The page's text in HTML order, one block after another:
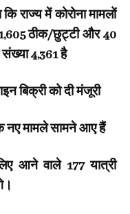
राज्य में कोरोना मामलों
ठीक/छुट्टी और 40
4,361 है
बिक्री को दी मंजूरी
नए मामले सामने आए हैं
आने वाले 177 यात्री